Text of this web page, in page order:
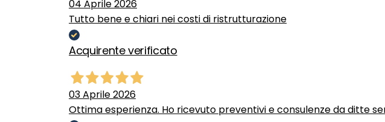
04 Aprile 2026
Tutto bene e chiari nei costi di ristrutturazione
Acquirente verificato
03 Aprile 2026
Ottima esperienza. Ho ricevuto preventivi e consulenze da ditte